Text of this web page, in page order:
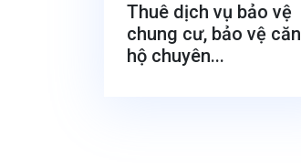
Thuê dịch vụ bảo vệ
chung cư, bảo vệ căn
hộ chuyên...